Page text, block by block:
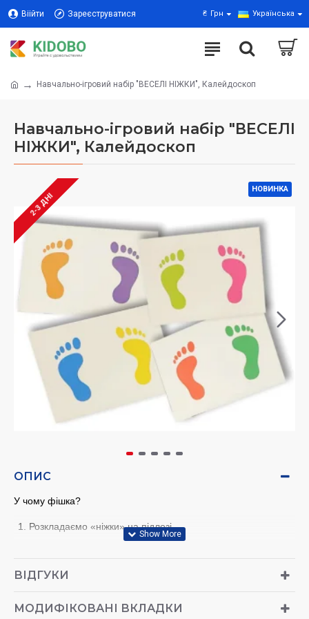
Віійти Зареєструватися ₴ Грн Українська
Навчально-ігровий набір "ВЕСЕЛІ НІЖКИ", Калейдоскоп
Навчально-ігровий набір "ВЕСЕЛІ
НІЖКИ", Калейдоскоп
НОВИНКА
2-3 ДНІ
ОПИС
У чому фішка?
Розкладаємо «ніжки» на підлозі.
навіть математику!
Що можна робити?
ВІДГУКИ
МОДИФІКОВАНІ ВКЛАДКИ